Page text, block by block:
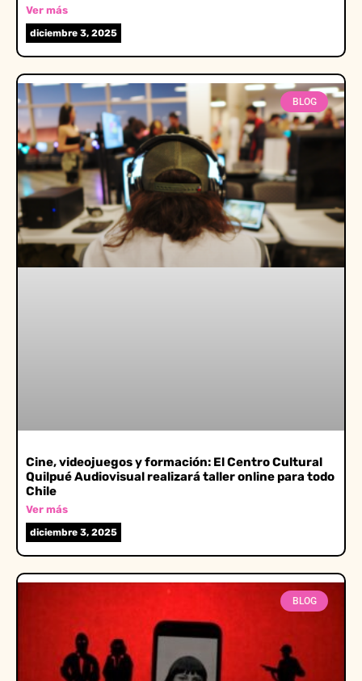
Ver más
diciembre 3, 2025
BLOG
Cine, videojuegos y formación: El Centro Cultural
Quilpué Audiovisual realizará taller online para todo
Chile
Ver más
diciembre 3, 2025
BLOG